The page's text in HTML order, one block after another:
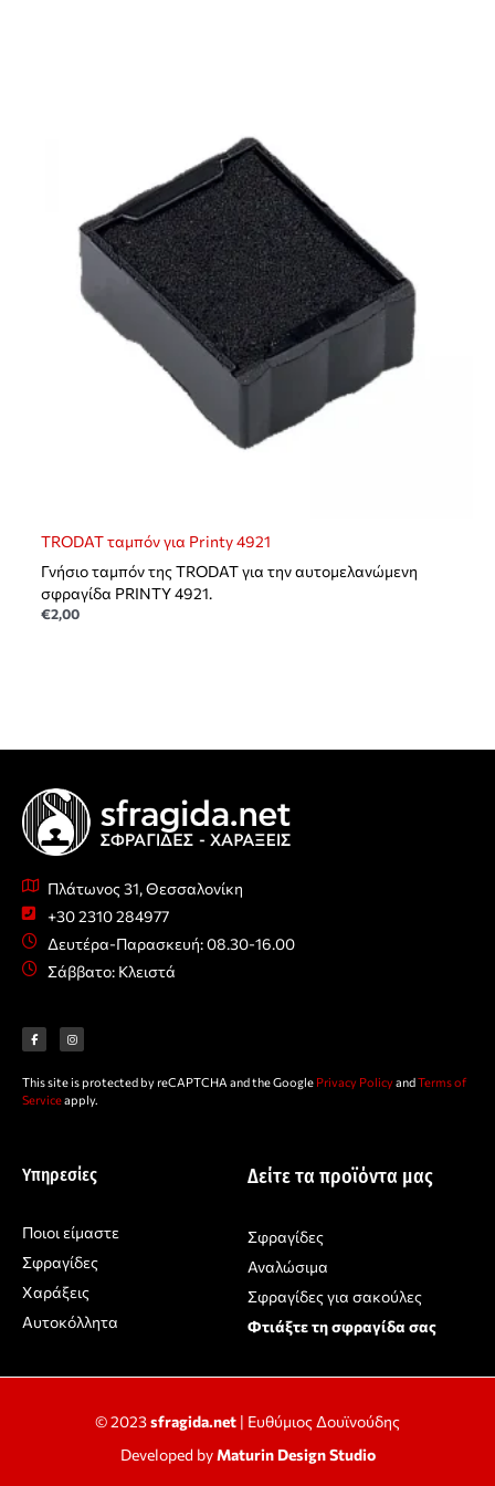
TRODAT ταμπόν για Printy 4921
Γνήσιο ταμπόν της TRODAT για την αυτομελανώμενη
σφραγίδα PRINTY 4921.
€2,00
Πλάτωνος 31, Θεσσαλονίκη
+30 2310 284977
Δευτέρα-Παρασκευή: 08.30-16.00
Σάββατο: Κλειστά
c
e
b
o
k
-
s
t
a
r
a
m
This site is protected by reCAPTCHA and the Google Privacy PolicyandTerms of
Serviceapply.
Υπηρεσίες
Ποιοι είμαστε
Σφραγίδες
Χαράξεις
Αυτοκόλλητα
Δείτε τα προϊόντα μας
Σφραγίδες
Αναλώσιμα
Σφραγίδες για σακούλες
Φτιάξτε τη σφραγίδα σας
© 2023sfragida.net | Ευθύμιος Δουϊνούδης
Developed byMaturin Design Studio